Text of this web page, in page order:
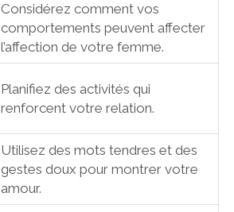
Considérez comment vos
comportements peuvent affecter
l’affection de votre femme.
Planifiez des activités qui
renforcent votre relation.
Utilisez des mots tendres et des
gestes doux pour montrer votre
amour.